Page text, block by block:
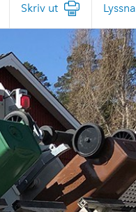
Skriv ut Lyssna